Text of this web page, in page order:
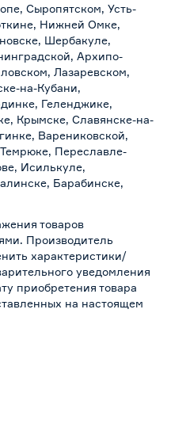
Сыропятском, Усть-
Нижней Омке,
Шербакуле,
Архипо-
Лазаревском,
на-Кубани,
Геленджике,
Крымске, Славянске-на-
Варениковской,
Темрюке, Переславле-
Исилькуле,
Барабинске,
товаров
Производитель
характеристики/
уведомления
приобретения товара
на настоящем